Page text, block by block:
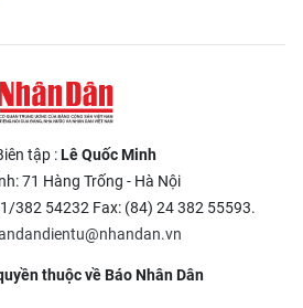
tập :Lê Quốc Minh
71 Hàng Trống - Hà Nội
382 54232 Fax: (84) 24 382 55593.
thuộc về Báo Nhân Dân